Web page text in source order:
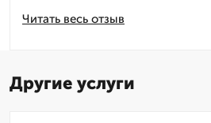
Читать весь отзыв
Другие услуги